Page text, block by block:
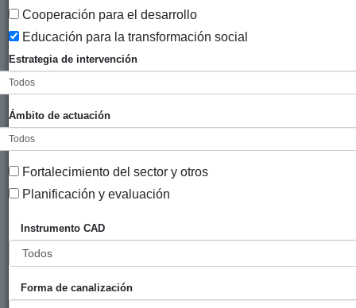
Cooperación para el desarrollo
Educación para la transformación social
Estrategia de intervención
Ámbito de actuación
Fortalecimiento del sector y otros
Planificación y evaluación
Instrumento CAD
Forma de canalización
2046 PROYECTOS
Título
Entidad
Campaña a
favor del
Comercio Justo
del 2 al 8 de
2024
Ayuntamiento
de Bilbao
Bilbao 2024
Convenio de
Colaboración
con la
Ayuntamiento
EHU 2024